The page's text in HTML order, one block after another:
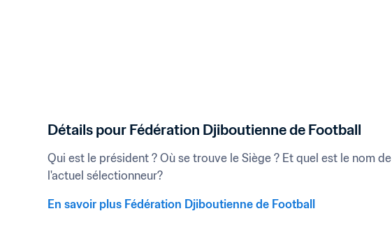
Détails pour Fédération Djiboutienne de Football
Qui est le président ? Où se trouve le Siège ? Et quel est le nom de
l'actuel sélectionneur?
En savoir plus Fédération Djiboutienne de Football